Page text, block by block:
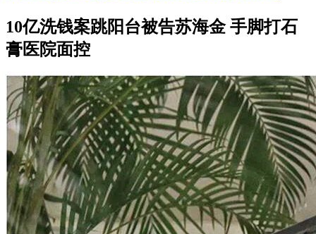
10亿洗钱案跳阳台被告苏海金 手脚打石
膏医院面控